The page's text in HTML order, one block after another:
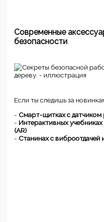
Современные
безопасности
Если ты следишь за
- Смарт-щитках с датчиком
- Интерактивных
(AR)
- Станинах с